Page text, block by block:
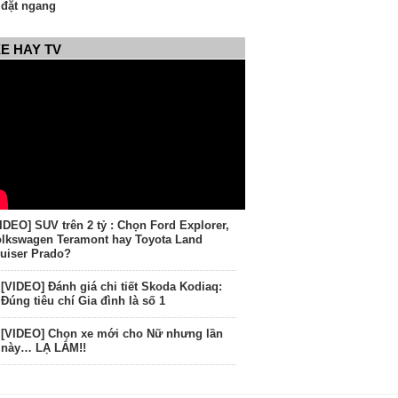
đặt ngang
HAY TV
SUV trên 2 tỷ : Chọn Ford Explorer,
Teramont hay Toyota Land
Prado?
[VIDEO] Đánh giá chi tiết Skoda Kodiaq:
Đúng tiêu chí Gia đình là số 1
[VIDEO] Chọn xe mới cho Nữ nhưng lần
này… LẠ LẮM!!